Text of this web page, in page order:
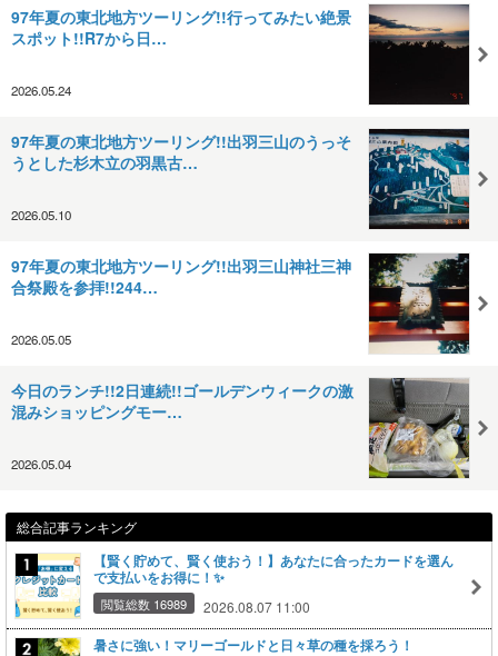
97年夏の東北地方ツーリング!!行ってみたい絶景
スポット!!R7から日…
2026.05.24
97年夏の東北地方ツーリング!!出羽三山のうっそ
うとした杉木立の羽黒古…
2026.05.10
97年夏の東北地方ツーリング!!出羽三山神社三神
合祭殿を参拝!!244…
2026.05.05
今日のランチ!!2日連続!!ゴールデンウィークの激
混みショッピングモー…
2026.05.04
総合記事ランキング
【賢く貯めて、賢く使おう！】あなたに合ったカードを選ん
で支払いをお得に！✨
閲覧総数 16989 2026.08.07 11:00
暑さに強い！マリーゴールドと日々草の種を採ろう！